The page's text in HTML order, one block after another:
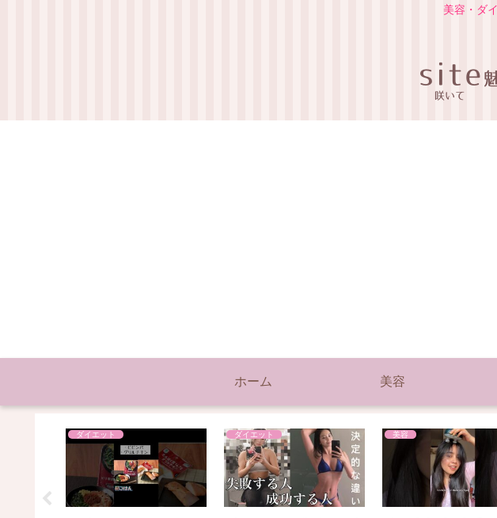
美容・ダ
ホーム 美容
ダイエット ダイエット 美容